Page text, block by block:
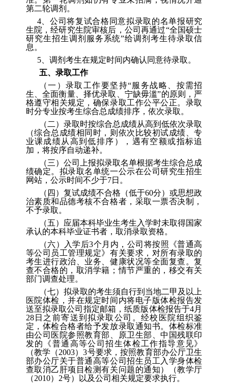
第二轮调剂。
4、 公司将复试合格同意拟录取的名单报研究
生院 ，经研究生院审核后，公司再通过“全国硕士
研究生招生调剂服务系统”给调剂考生待录取信
息。
5、 调剂考生在规定时间内确认同意待录取。
五、录取工作
（一 ） 录取工作要坚持“服务战略、按需招
生、全面衡量、择优录取、宁缺毋滥”的原则，严
格遵守相关规定，确保录取工作公平公正。录取
时分专业按考生综合总成绩排序，依次录取。
（ 二 ） 录取时按综合总成绩从高到低依次录取
（综合总成绩相同时，则依次比较初试成绩、专
业课成绩从高到低排序），遇有空额或指标追
加，将按序自动递补。
（三） 公司上报拟录取名单根据考生综合总成
绩确定。拟录取名单统一公示在公司研究生招生
网站，公示时间不少于7日。
（ 四 ） 复试成绩不合格（低于60分）或思想政
治素质和品德考核不合格者，采取一票否决制，
不予录取。
（五） 应届本科毕业生考生入学时未取得国家
承认的本科毕业证书者，取消录取资格。
（六） 入学后3个月内，公司将按照《普通高
等公司员工管理规定》有关要求，对所有录取的
考生进行政治、业务、健康状况等全面复查。复
查不合格的，取消学籍；情节严重的，移交有关
部门调查处理。
（七） 拟录取的考生须自行到当地二甲及以上
医院体检，并在规定时间内将电子版体检报告发
送至拟录取公司指定邮箱，纸质版体检报告于4月
28日之前寄送到拟录取公司。经校医院组织鉴
定，体检合格者给予发放录取通知书。体检标准
由公司医院参照教育部、原卫生部、中国残联印
发的《普通高等公司招生体检工作指导意见》
（教学（2003）3号要求，按照教育部办公厅卫生
部办公厅关于普通高等公司招生员工入学身体检
查取消乙肝项目检测有关问题的通知）（教学厅
（2010） 2号）以及公司相关规定要求执行。